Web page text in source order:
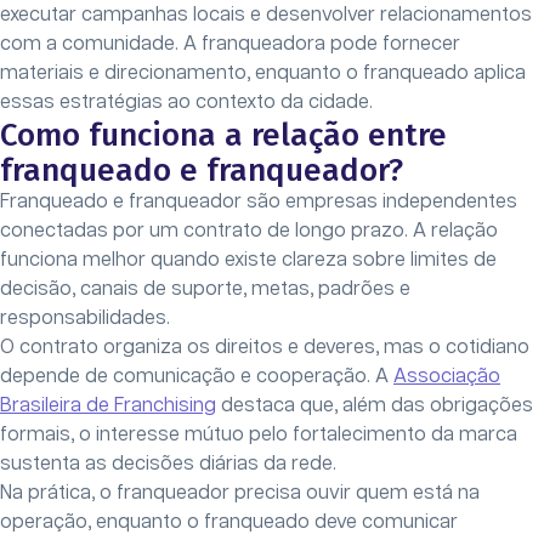
executar campanhas locais e desenvolver relacionamentos
com a comunidade. A franqueadora pode fornecer
materiais e direcionamento, enquanto o franqueado aplica
essas estratégias ao contexto da cidade.
Como funciona a relação entre
franqueado e franqueador?
Franqueado e franqueador são empresas independentes
conectadas por um contrato de longo prazo. A relação
funciona melhor quando existe clareza sobre limites de
decisão, canais de suporte, metas, padrões e
responsabilidades.
O contrato organiza os direitos e deveres, mas o cotidiano
depende de comunicação e cooperação. A Associação
Brasileira de Franchising destaca que, além das obrigações
formais, o interesse mútuo pelo fortalecimento da marca
sustenta as decisões diárias da rede.
Na prática, o franqueador precisa ouvir quem está na
operação, enquanto o franqueado deve comunicar